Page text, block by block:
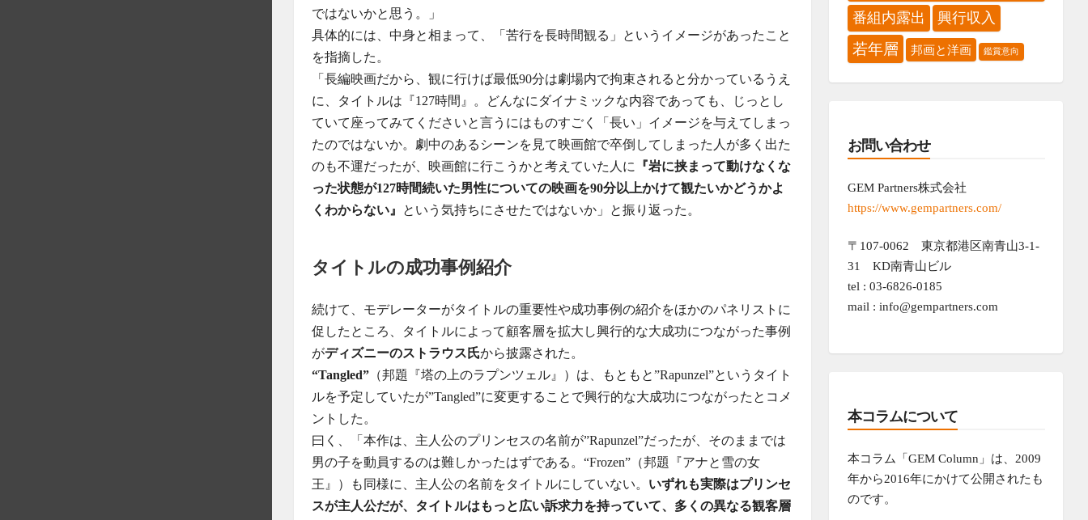
ではないかと思う。」
具体的には、中身と相まって、「苦行を長時間観る」というイメージがあったこと
を指摘した。
「長編映画だから、観に行けば最低90分は劇場内で拘束されると分かっているうえ
に、タイトルは『127時間』。どんなにダイナミックな内容であっても、じっとし
ていて座ってみてくださいと言うにはものすごく「長い」イメージを与えてしまっ
たのではないか。劇中のあるシーンを見て映画館で卒倒してしまった人が多く出た
のも不運だったが、映画館に行こうかと考えていた人に
『岩に挟まって動けなくな
った状態が127時間続いた男性についての映画を90分以上かけて観たいかどうかよ
くわからない』
という気持ちにさせたではないか」と振り返った。
タイトルの成功事例紹介
続けて、モデレーターがタイトルの重要性や成功事例の紹介をほかのパネリストに
促したところ、タイトルによって顧客層を拡大し興行的な大成功につながった事例
がディズニーのストラウス氏から披露された。
“Tangled” （邦題『塔の上のラプンツェル』）は、もともと”Rapunzel”というタイト
ルを予定していたが”Tangled”に変更することで興行的な大成功につながったとコメ
ントした。
曰く、「本作は、主人公のプリンセスの名前が”Rapunzel”だったが、そのままでは
男の子を動員するのは難しかったはずである。“Frozen”（邦題『アナと雪の女
王』）も同様に、主人公の名前をタイトルにしていない。 いずれも実際はプリンセ
スが主人公だが、タイトルはもっと広い訴求力を持っていて、多くの異なる観客層
番組内露出 興行収入
若年層 邦画と洋画 鑑賞意向
お問い合わせ
GEM Partners株式会社
https://www.gempartners.com/
〒107-0062 東京都港区南青山3-1-
31 KD南青山ビル
tel : 03-6826-0185
mail : info@gempartners.com
本コラムについて
本コラム「GEM Column」は、2009
年から2016年にかけて公開されたも
のです。